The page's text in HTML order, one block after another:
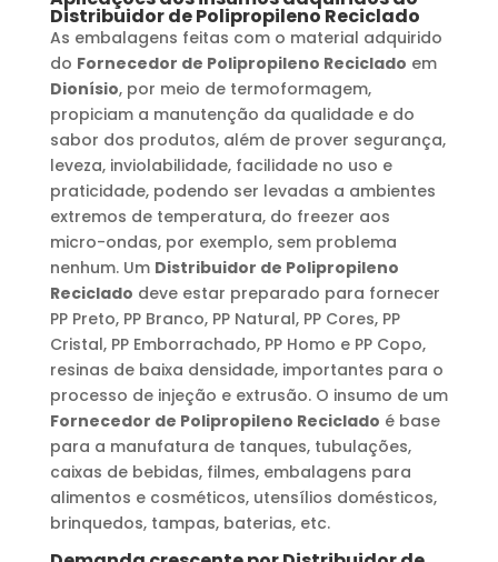
Distribuidor de Polipropileno Reciclado
As embalagens feitas com o material adquirido
do Fornecedor de Polipropileno Reciclado em
Dionísio, por meio de termoformagem,
propiciam a manutenção da qualidade e do
sabor dos produtos, além de prover segurança,
leveza, inviolabilidade, facilidade no uso e
praticidade, podendo ser levadas a ambientes
extremos de temperatura, do freezer aos
micro-ondas, por exemplo, sem problema
nenhum. Um Distribuidor de Polipropileno
Reciclado deve estar preparado para fornecer
PP Preto, PP Branco, PP Natural, PP Cores, PP
Cristal, PP Emborrachado, PP Homo e PP Copo,
resinas de baixa densidade, importantes para o
processo de injeção e extrusão. O insumo de um
Fornecedor de Polipropileno Reciclado é base
para a manufatura de tanques, tubulações,
caixas de bebidas, filmes, embalagens para
alimentos e cosméticos, utensílios domésticos,
brinquedos, tampas, baterias, etc.